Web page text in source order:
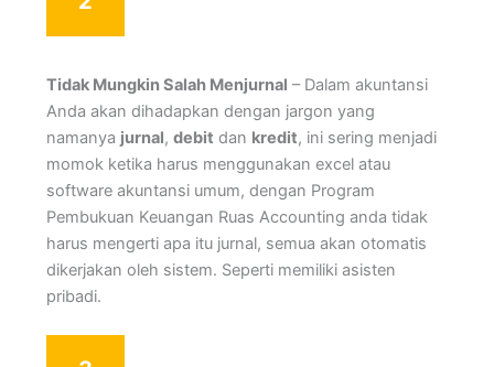
Tidak Mungkin Salah Menjurnal – Dalam akuntansi
Anda akan dihadapkan dengan jargon yang
namanya jurnal, debit dan kredit, ini sering menjadi
momok ketika harus menggunakan excel atau
software akuntansi umum, dengan Program
Pembukuan Keuangan Ruas Accounting anda tidak
harus mengerti apa itu jurnal, semua akan otomatis
dikerjakan oleh sistem. Seperti memiliki asisten
pribadi.